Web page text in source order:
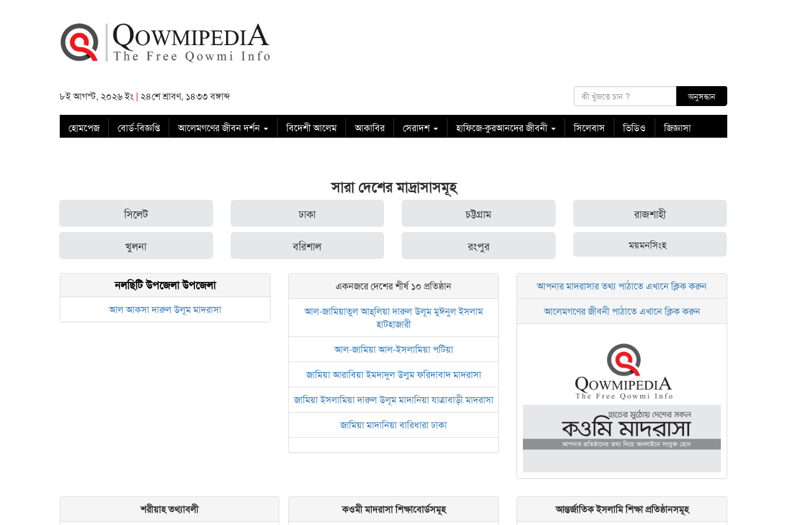
৮ই আগস্ট, ২০২৬ ইং | ২৪শে শ্রাবণ, ১৪৩৩ বঙ্গাব্দ
হোমপেজ বোর্ড-বিজ্ঞপ্তি আলেমগণের জীবন দর্শন বিদেশী আলেম আকাবির সেরাদশ হাফিজে-কুরআনদের জীবনী সিলেবাস ভিডিও জিজ্ঞাসা
সারা দেশের মাদ্রাসাসমূহ
সিলেট ঢাকা চট্টগ্রাম রাজশাহী
খুলনা বরিশাল রংপুর ময়মনসিংহ
নলছিটি উপজেলা উপজেলা
আল আকসা দারুল উলূম মাদরাসা
একনজরে দেশের শীর্ষ ১০ প্রতিষ্ঠান
আল-জামিয়াতুল আহ্‌লিয়া দারুল উলূম মুঈনুল ইসলাম
হাটহাজারী
আল-জামিয়া আল-ইসলামিয়া পটিয়া
জামিয়া আরাবিয়া ইমদাদুল উলুম ফরিদাবাদ মাদরাসা
জামিয়া ইসলামিয়া দারুল উলূম মাদানিয়া যাত্রাবাড়ী মাদরাসা
জামিয়া মাদানিয়া বারিধারা ঢাকা
আল জামিয়াতুল আরবিয়া নছিরুল ইসলাম নাজিরহাট
ইসলামিক রিসার্চ সেন্টার বাংলাদেশ বসুন্ধরা
আপনার মাদরাসার তথ্য পাঠাতে এখানে ক্লিক করুন
আলেমগণের জীবনী পাঠাতে এখানে ক্লিক করুন
শরীয়াহ তথ্যাবলী কওমী মাদরাসা শিক্ষাবোর্ডসমূহ আন্তর্জাতিক ইসলামি শিক্ষা প্রতিষ্ঠানসমূহ